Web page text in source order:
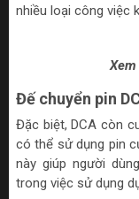
nhiều loại công việc
Đế chuyển pin
Đặc biệt, DCA còn
có thể sử dụng pin
này giúp người
trong việc sử dụng